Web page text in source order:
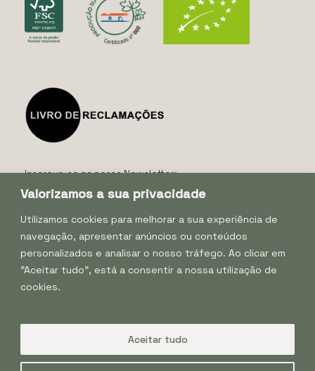
Valorizamos a sua privacidade
Utilizamos cookies para melhorar a sua experiência de
navegação, apresentar anúncios ou conteúdos
personalizados e analisar o nosso tráfego. Ao clicar em
"Aceitar tudo", está a consentir a nossa utilização de
cookies.
Aceitar tudo
Inscreva-se na nossa Newsletter:
Política de Privacidade e Cookies|